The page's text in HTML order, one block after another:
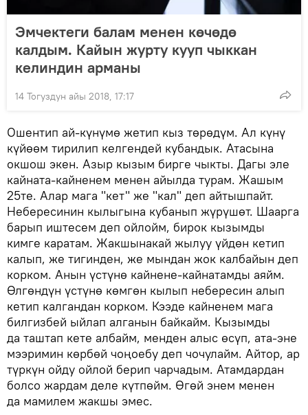
Эмчектеги балам менен көчөдө
калдым. Кайын журту кууп чыккан
келиндин арманы
14 Тогуздун айы 2018, 17:17
Ошентип ай-күнүмө жетип кыз төрөдүм. Ал күнү
күйөөм тирилип келгендей кубандык. Атасына
окшош экен. Азыр кызым бирге чыкты. Дагы эле
кайната-кайненем менен айылда турам. Жашым
25те. Алар мага "кет" же "кал" деп айтышпайт.
Небересинин кылыгына кубанып жүрүшөт. Шаарга
барып иштесем деп ойлойм, бирок кызымды
кимге каратам. Жакшынакай жылуу үйдөн кетип
калып, же тигинден, же мындан жок калбайын деп
корком. Анын үстүнө кайнене-кайнатамды аяйм.
Өлгөндүн үстүнө көмгөн кылып небересин алып
кетип калгандан корком. Кээде кайненем мага
билгизбей ыйлап алганын байкайм. Кызымды
да таштап кете албайм, менден алыс өсүп, ата-эне
мээримин көрбөй чоңоебу деп чочулайм. Айтор, ар
түркүн ойду ойлой берип чарчадым. Атамдардан
болсо жардам деле күтпөйм. Өгөй энем менен
да мамилем жакшы эмес.